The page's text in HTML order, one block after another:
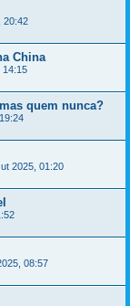
20:42
China
14:15
quem nunca?
2025, 01:20
08:57